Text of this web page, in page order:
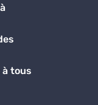
à tous